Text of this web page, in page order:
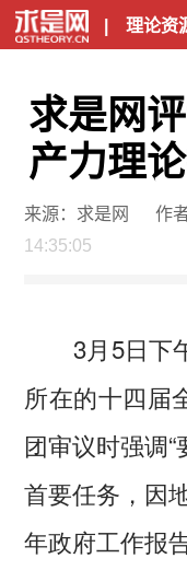
| 理论资
求是网
产力理
来源：求是网 作
14:35:05
3月5日下午
所在的十四届
团审议时强调
首要任务，因
年政府工作报